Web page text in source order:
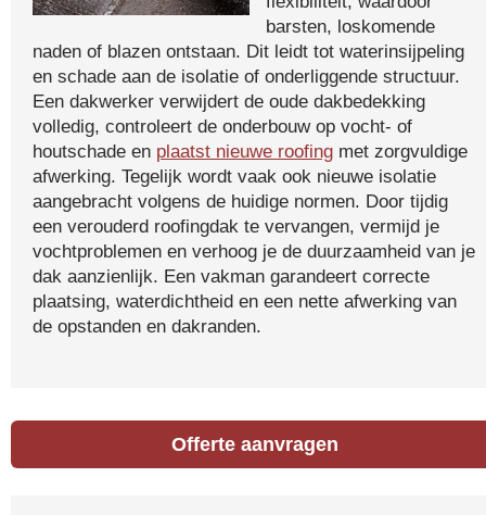
barsten, loskomende
naden of blazen ontstaan. Dit leidt tot waterinsijpeling
en schade aan de isolatie of onderliggende structuur.
Een dakwerker verwijdert de oude dakbedekking
volledig, controleert de onderbouw op vocht- of
houtschade en plaatst nieuwe roofing met zorgvuldige
afwerking. Tegelijk wordt vaak ook nieuwe isolatie
aangebracht volgens de huidige normen. Door tijdig
een verouderd roofingdak te vervangen, vermijd je
vochtproblemen en verhoog je de duurzaamheid van je
dak aanzienlijk. Een vakman garandeert correcte
plaatsing, waterdichtheid en een nette afwerking van
de opstanden en dakranden.
Offerte aanvragen